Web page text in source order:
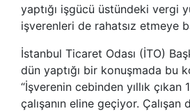
yaptığı işgücü üstündeki vergi
işverenleri de rahatsız etmeye
İstanbul Ticaret Odası (İTO)
dün yaptığı bir konuşmada bu
“İşverenin cebinden yıllık çıkan
çalışanın eline geçiyor. Çalışan